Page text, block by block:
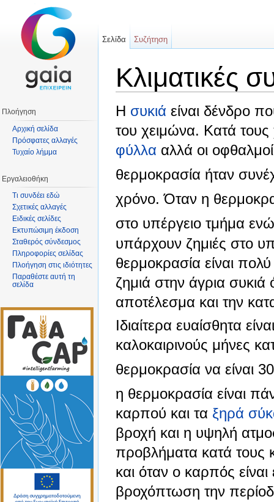
Κλιματικές
Η συκιά είναι δένδρο
του χειμώνα. Κατά τους
φύλλα αλλά οι
θερμοκρασία ήταν
χρόνο. Όταν η
στο υπέργειο τμήμα
υπάρχουν ζημιές στο
θερμοκρασία είναι
ζημιά στην άγρια
αποτέλεσμα και την
Ιδιαίτερα ευαίσθητα
καλοκαιρινούς μήνες
θερμοκρασία να είναι 30
η θερμοκρασία είναι
καρπού και τα ξηρά
βροχή και η υψηλή
προβλήματα κατά τους
και όταν ο καρπός
βροχόπτωση την
Σελίδα Συζήτηση
Πλοήγηση
Αρχική σελίδα
Πρόσφατες αλλαγές
Τυχαίο λήμμα
Εργαλειοθήκη
Τι συνδέει εδώ
Σχετικές αλλαγές
Ειδικές σελίδες
Εκτυπώσιμη έκδοση
Σταθερός σύνδεσμος
Πληροφορίες σελίδας
Πλοήγηση στις ιδιότητες
Παραθέστε αυτή τη
σελίδα